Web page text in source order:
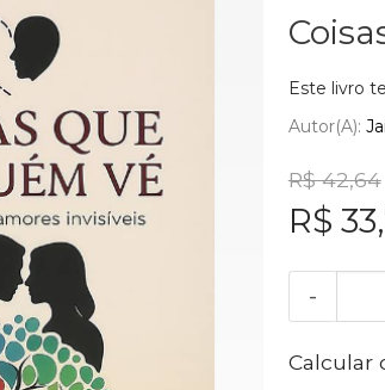
Este livro
Autor(a):
R$ 42,64
R$
-
Calcular